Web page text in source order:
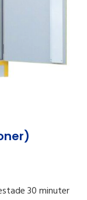
30 minuter